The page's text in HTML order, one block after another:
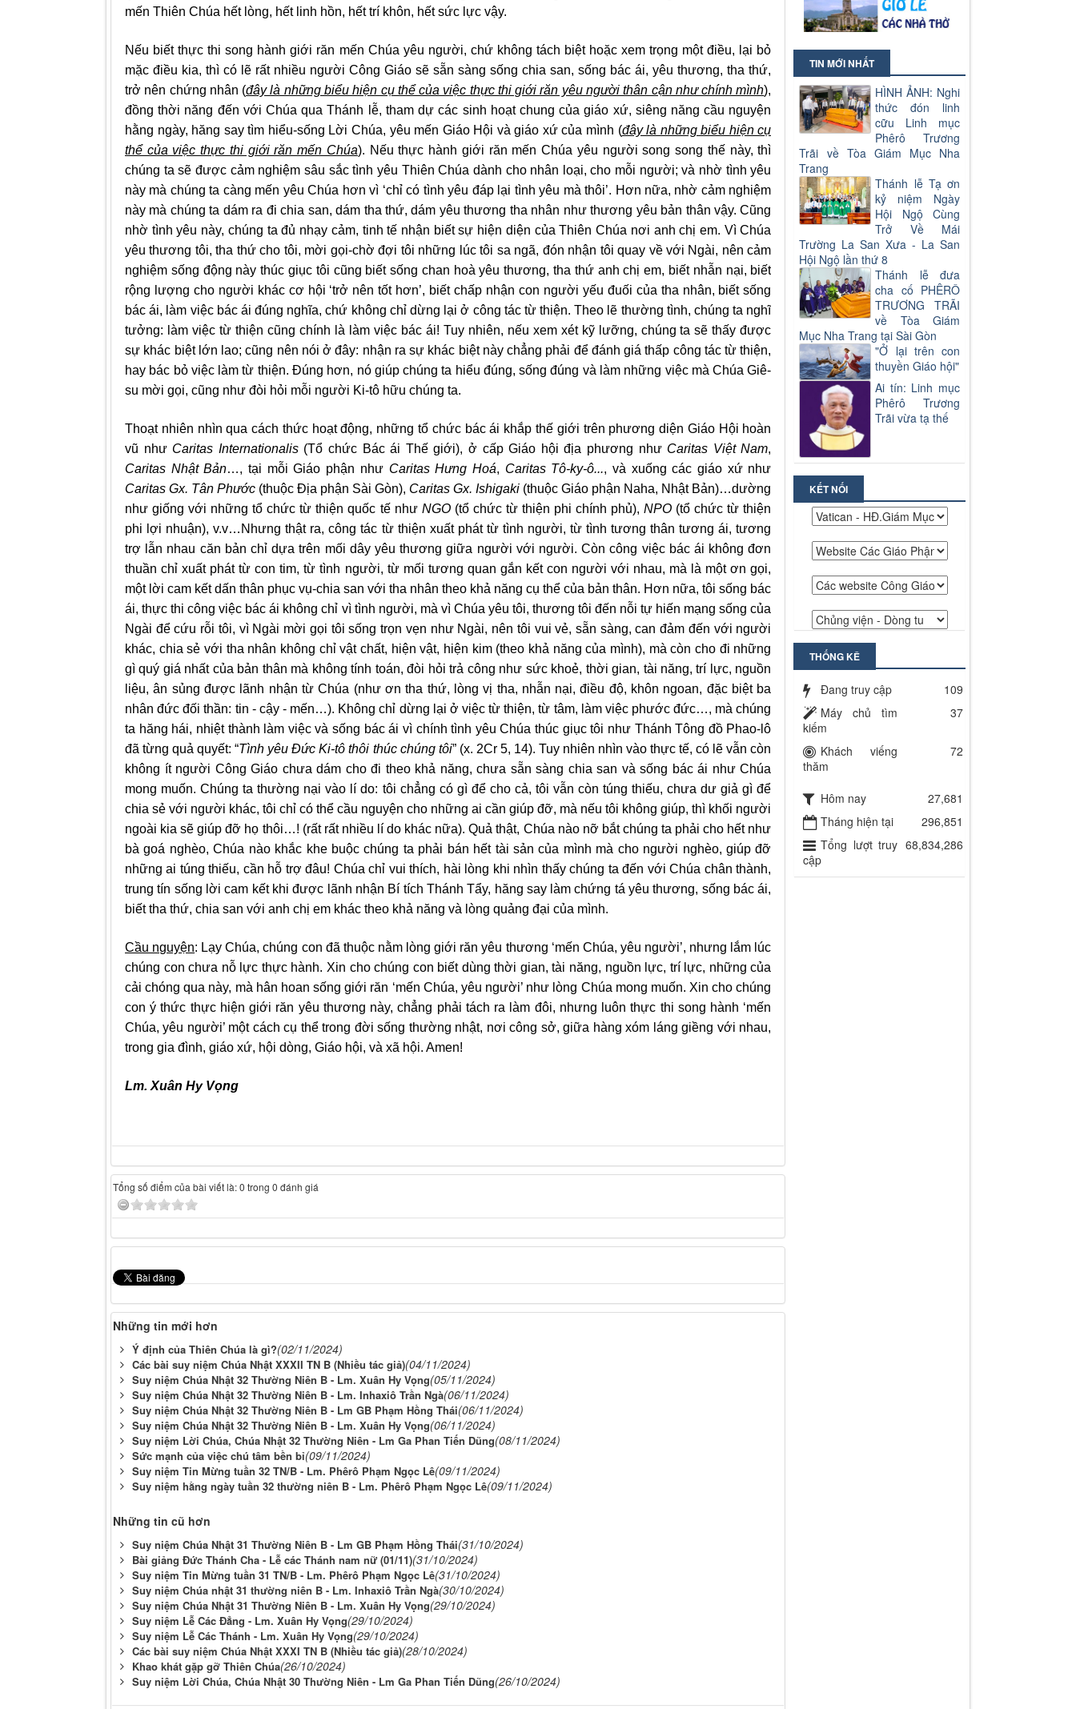
mến Thiên Chúa hết lòng, hết linh hồn, hết trí khôn, hết sức lực vậy.
Nếu biết thực thi song hành giới răn mến Chúa yêu người, chứ không tách biệt hoặc xem trọng một điều, lại bỏ
mặc điều kia, thì có lẽ rất nhiều người Công Giáo sẽ sẵn sàng sống chia san, sống bác ái, yêu thương, tha thứ,
trở nên chứng nhân (đây là những biểu hiện cụ thể của việc thực thi giới răn yêu người thân cận như chính mình),
đồng thời năng đến với Chúa qua Thánh lễ, tham dự các sinh hoạt chung của giáo xứ, siêng năng cầu nguyện
hằng ngày, hăng say tìm hiểu-sống Lời Chúa, yêu mến Giáo Hội và giáo xứ của mình (đây là những biểu hiện cụ
thể của việc thực thi giới răn mến Chúa). Nếu thực hành giới răn mến Chúa yêu người song song thế này, thì
chúng ta sẽ được cảm nghiệm sâu sắc tình yêu Thiên Chúa dành cho nhân loại, cho mỗi người; và nhờ tình yêu
này mà chúng ta càng mến yêu Chúa hơn vì ‘chỉ có tình yêu đáp lại tình yêu mà thôi’. Hơn nữa, nhờ cảm nghiệm
này mà chúng ta dám ra đi chia san, dám tha thứ, dám yêu thương tha nhân như thương yêu bản thân vậy. Cũng
nhờ tình yêu này, chúng ta đủ nhạy cảm, tinh tế nhận biết sự hiện diện của Thiên Chúa nơi anh chị em. Vì Chúa
yêu thương tôi, tha thứ cho tôi, mời gọi-chờ đợi tôi những lúc tôi sa ngã, đón nhận tôi quay về với Ngài, nên cảm
nghiệm sống động này thúc giục tôi cũng biết sống chan hoà yêu thương, tha thứ anh chị em, biết nhẫn nại, biết
rộng lượng cho người khác cơ hội ‘trở nên tốt hơn’, biết chấp nhận con người yếu đuối của tha nhân, biết sống
bác ái, làm việc bác ái đúng nghĩa, chứ không chỉ dừng lại ở công tác từ thiện. Theo lẽ thường tình, chúng ta nghĩ
tưởng: làm việc từ thiện cũng chính là làm việc bác ái! Tuy nhiên, nếu xem xét kỹ lưỡng, chúng ta sẽ thấy được
sự khác biệt lớn lao; cũng nên nói ở đây: nhận ra sự khác biệt này chẳng phải để đánh giá thấp công tác từ thiện,
hay bác bỏ việc làm từ thiện. Đúng hơn, nó giúp chúng ta hiểu đúng, sống đúng và làm những việc mà Chúa Giê-
su mời gọi, cũng như đòi hỏi mỗi người Ki-tô hữu chúng ta.
Thoạt nhiên nhìn qua cách thức hoạt động, những tổ chức bác ái khắp thế giới trên phương diện Giáo Hội hoàn
vũ như Caritas Internationalis(Tổ chức Bác ái Thế giới), ở cấp Giáo hội địa phương như Caritas Việt Nam,
Caritas Nhật Bản…, tại mỗi Giáo phận như Caritas Hưng Hoá, Caritas Tô-ky-ô..., và xuống các giáo xứ như
Caritas Gx. Tân Phước (thuộc Địa phận Sài Gòn), Caritas Gx. Ishigaki (thuộc Giáo phận Naha, Nhật Bản)…dường
như giống với những tổ chức từ thiện quốc tế như NGO(tổ chức từ thiện phi chính phủ),NPO (tổ chức từ thiện
phi lợi nhuận), v.v…Nhưng thật ra, công tác từ thiện xuất phát từ tình người, từ tình tương thân tương ái, tương
trợ lẫn nhau căn bản chỉ dựa trên mối dây yêu thương giữa người với người. Còn công việc bác ái không đơn
thuần chỉ xuất phát từ con tim, từ tình người, từ mối tương quan gắn kết con người với nhau, mà là một ơn gọi,
một lời cam kết dấn thân phục vụ-chia san với tha nhân theo khả năng cụ thể của bản thân. Hơn nữa, tôi sống bác
ái, thực thi công việc bác ái không chỉ vì tình người, mà vì Chúa yêu tôi, thương tôi đến nỗi tự hiến mạng sống của
Ngài để cứu rỗi tôi, vì Ngài mời gọi tôi sống trọn vẹn như Ngài, nên tôi vui vẻ, sẵn sàng, can đảm đến với người
khác, chia sẻ với tha nhân không chỉ vật chất, hiện vật, hiện kim (theo khả năng của mình), mà còn cho đi những
gì quý giá nhất của bản thân mà không tính toán, đòi hỏi trả công như sức khoẻ, thời gian, tài năng, trí lực, nguồn
liệu, ân sủng được lãnh nhận từ Chúa (như ơn tha thứ, lòng vị tha, nhẫn nại, điều độ, khôn ngoan, đặc biệt ba
nhân đức đối thần: tin - cậy - mến…). Không chỉ dừng lại ở việc từ thiện, từ tâm, làm việc phước đức…, mà chúng
ta hăng hái, nhiệt thành làm việc và sống bác ái vì chính tình yêu Chúa thúc giục tôi như Thánh Tông đồ Phao-lô
đã từng quả quyết: “Tình yêu Đức Ki-tô thôi thúc chúng tôi” (x. 2Cr 5, 14). Tuy nhiên nhìn vào thực tế, có lẽ vẫn còn
không ít người Công Giáo chưa dám cho đi theo khả năng, chưa sẵn sàng chia san và sống bác ái như Chúa
mong muốn. Chúng ta thường nại vào lí do: tôi chẳng có gì để cho cả, tôi vẫn còn túng thiếu, chưa dư giả gì để
chia sẻ với người khác, tôi chỉ có thể cầu nguyện cho những ai cần giúp đỡ, mà nếu tôi không giúp, thì khối người
ngoài kia sẽ giúp đỡ họ thôi…! (rất rất nhiều lí do khác nữa). Quả thật, Chúa nào nỡ bắt chúng ta phải cho hết như
bà goá nghèo, Chúa nào khắc khe buộc chúng ta phải bán hết tài sản của mình mà cho người nghèo, giúp đỡ
những ai túng thiếu, cần hỗ trợ đâu! Chúa chỉ vui thích, hài lòng khi nhìn thấy chúng ta đến với Chúa chân thành,
trung tín sống lời cam kết khi được lãnh nhận Bí tích Thánh Tẩy, hăng say làm chứng tá yêu thương, sống bác ái,
biết tha thứ, chia san với anh chị em khác theo khả năng và lòng quảng đại của mình.
Cầu nguyện: Lạy Chúa, chúng con đã thuộc nằm lòng giới răn yêu thương ‘mến Chúa, yêu người’, nhưng lắm lúc
chúng con chưa nỗ lực thực hành. Xin cho chúng con biết dùng thời gian, tài năng, nguồn lực, trí lực, những của
cải chóng qua này, mà hân hoan sống giới răn ‘mến Chúa, yêu người’ như lòng Chúa mong muốn. Xin cho chúng
con ý thức thực hiện giới răn yêu thương này, chẳng phải tách ra làm đôi, nhưng luôn thực thi song hành ‘mến
Chúa, yêu người’ một cách cụ thể trong đời sống thường nhật, nơi công sở, giữa hàng xóm láng giềng với nhau,
trong gia đình, giáo xứ, hội dòng, Giáo hội, và xã hội. Amen!
Lm. Xuân Hy Vọng
Tổng số điểm của bài viết là: 0 trong 0 đánh giá
Những tin mới hơn
Ý định của Thiên Chúa là gì?(02/11/2024)
Các bài suy niệm Chúa Nhật XXXII TN B (Nhiều tác giả)(04/11/2024)
Suy niệm Chúa Nhật 32 Thường Niên B - Lm. Xuân Hy Vọng(05/11/2024)
Suy niệm Chúa Nhật 32 Thường Niên B - Lm. Inhaxiô Trần Ngà(06/11/2024)
Suy niệm Chúa Nhật 32 Thường Niên B - Lm GB Phạm Hồng Thái(06/11/2024)
Suy niệm Chúa Nhật 32 Thường Niên B - Lm. Xuân Hy Vọng(06/11/2024)
Suy niệm Lời Chúa, Chúa Nhật 32 Thường Niên - Lm Ga Phan Tiến Dũng(08/11/2024)
Sức mạnh của việc chú tâm bền bỉ(09/11/2024)
Suy niệm Tin Mừng tuần 32 TN/B - Lm. Phêrô Phạm Ngọc Lê(09/11/2024)
Suy niệm hằng ngày tuần 32 thường niên B - Lm. Phêrô Phạm Ngọc Lê(09/11/2024)
Những tin cũ hơn
Suy niệm Chúa Nhật 31 Thường Niên B - Lm GB Phạm Hồng Thái(31/10/2024)
Bài giảng Đức Thánh Cha - Lễ các Thánh nam nữ (01/11)(31/10/2024)
Suy niệm Tin Mừng tuần 31 TN/B - Lm. Phêrô Phạm Ngọc Lê(31/10/2024)
Suy niệm Chúa nhật 31 thường niên B - Lm. Inhaxiô Trần Ngà(30/10/2024)
Suy niệm Chúa Nhật 31 Thường Niên B - Lm. Xuân Hy Vọng(29/10/2024)
Suy niệm Lễ Các Đẳng - Lm. Xuân Hy Vọng(29/10/2024)
Suy niệm Lễ Các Thánh - Lm. Xuân Hy Vọng(29/10/2024)
Các bài suy niệm Chúa Nhật XXXI TN B (Nhiều tác giả)(28/10/2024)
Khao khát gặp gỡ Thiên Chúa(26/10/2024)
Suy niệm Lời Chúa, Chúa Nhật 30 Thường Niên - Lm Ga Phan Tiến Dũng(26/10/2024)
TIN MỚI NHẤT
HÌNH ẢNH: Nghi
thức đón linh
cữu Linh mục
Phêrô Trương
Trãi về Tòa Giám Mục Nha
Trang
Thánh lễ Tạ ơn
kỷ niệm Ngày
Hội Ngộ Cùng
Trở Về Mái
Trường La San Xưa - La San
Hội Ngộ lần thứ 8
Thánh lễ đưa
cha cố PHÊRÔ
TRƯƠNG TRÃI
về Tòa Giám
Mục Nha Trang tại Sài Gòn
"Ở lại trên con
thuyền Giáo hội"
Ai tín: Linh mục
Phêrô Trương
Trãi vừa tạ thế
KẾT NỐI
THỐNG KÊ
Đang truy cập
109
Máy chủ tìm
kiếm
37
Khách viếng
thăm
72
Hôm nay
27,681
Tháng hiện tại
296,851
Tổng lượt truy
cập
68,834,286